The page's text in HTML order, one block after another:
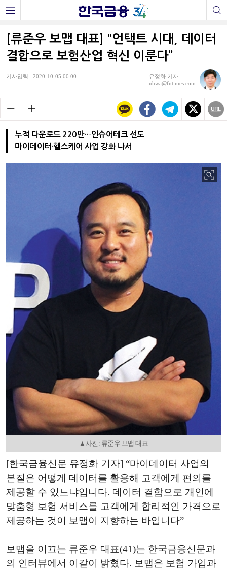
[류준우 보맵 대표] “언택트 시대, 데이터
결합으로 보험산업 혁신 이룬다”
기사입력 : 2020-10-05 00:00
유정화 기자
uhwa@fntimes.com
누적 다운로드 220만…인슈어테크 선도
마이데이터·헬스케어 사업 강화 나서
▲사진: 류준우 보맵 대표
[한국금융신문 유정화 기자] “마이데이터 사업의
본질은 어떻게 데이터를 활용해 고객에게 편의를
제공할 수 있느냐입니다. 데이터 결합으로 개인에
맞춤형 보험 서비스를 고객에게 합리적인 가격으로
제공하는 것이 보맵이 지향하는 바입니다”
보맵을 이끄는 류준우 대표(41)는 한국금융신문과
의 인터뷰에서 이같이 밝혔다. 보맵은 보험 가입과